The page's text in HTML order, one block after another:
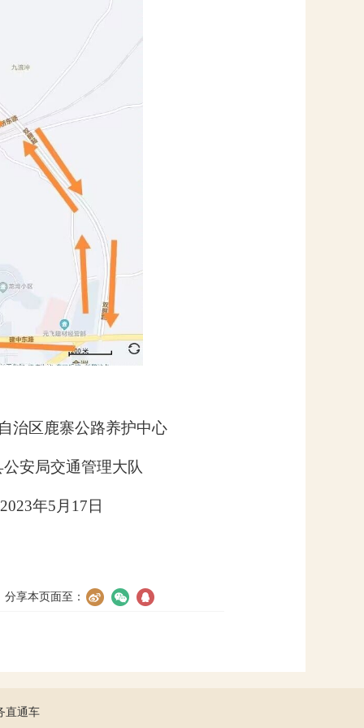
自治区鹿寨公路养护中心
公安局交通管理大队
2023年5月 17 日
分享本页面至：
直通车